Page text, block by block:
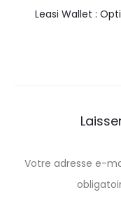
Leasi Wallet :
Votre adresse e-